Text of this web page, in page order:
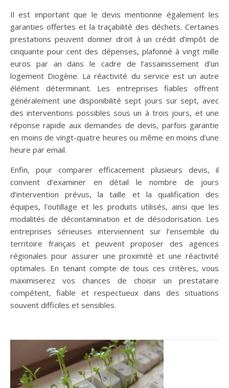
Il est important que le devis mentionne également les
garanties offertes et la traçabilité des déchets. Certaines
prestations peuvent donner droit à un crédit d’impôt de
cinquante pour cent des dépenses, plafonné à vingt mille
euros par an dans le cadre de l’assainissement d’un
logement Diogène. La réactivité du service est un autre
élément déterminant. Les entreprises fiables offrent
généralement une disponibilité sept jours sur sept, avec
des interventions possibles sous un à trois jours, et une
réponse rapide aux demandes de devis, parfois garantie
en moins de vingt-quatre heures ou même en moins d’une
heure par email.
Enfin, pour comparer efficacement plusieurs devis, il
convient d’examiner en détail le nombre de jours
d’intervention prévus, la taille et la qualification des
équipes, l’outillage et les produits utilisés, ainsi que les
modalités de décontamination et de désodorisation. Les
entreprises sérieuses interviennent sur l’ensemble du
territoire français et peuvent proposer des agences
régionales pour assurer une proximité et une réactivité
optimales. En tenant compte de tous ces critères, vous
maximiserez vos chances de choisir un prestataire
compétent, fiable et respectueux dans des situations
souvent difficiles et sensibles.